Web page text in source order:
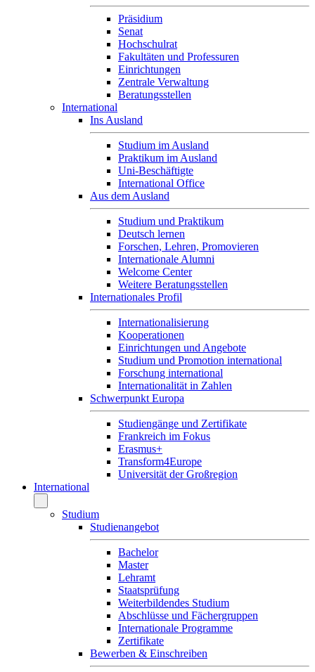
Präsidium
Senat
Hochschulrat
Fakultäten und Professuren
Einrichtungen
Zentrale Verwaltung
Beratungsstellen
International
Ins Ausland
Studium im Ausland
Praktikum im Ausland
Uni-Beschäftigte
International Office
Aus dem Ausland
Studium und Praktikum
Deutsch lernen
Forschen, Lehren, Promovieren
Internationale Alumni
Welcome Center
Weitere Beratungsstellen
Internationales Profil
Internationalisierung
Kooperationen
Einrichtungen und Angebote
Studium und Promotion international
Forschung international
Internationalität in Zahlen
Schwerpunkt Europa
Studiengänge und Zertifikate
Frankreich im Fokus
Erasmus+
Transform4Europe
Universität der Großregion
International
Studium
Studienangebot
Bachelor
Master
Lehramt
Staatsprüfung
Weiterbildendes Studium
Abschlüsse und Fächergruppen
Internationale Programme
Zertifikate
Bewerben & Einschreiben